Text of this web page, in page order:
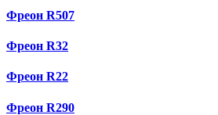
Фреон R507
Фреон R32
Фреон R22
Фреон R290